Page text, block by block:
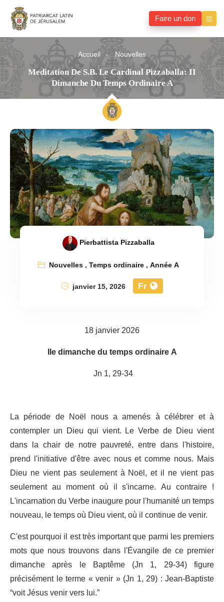
Faire un don
Accueil Nouvelles
Meditation De S.B. Le Cardinal Pizzaballa: II
Dimanche Du Temps Ordinaire A
Pierbattista Pizzaballa
Nouvelles,Temps ordinaire,Année A
janvier 15, 2026
Fr
18 janvier 2026
IIe dimanche du temps ordinaire A
Jn 1, 29-34
La période de Noël nous a amenés à célébrer et à
contempler un Dieu qui vient. Le Verbe de Dieu vient
dans la chair de notre pauvreté, entre dans l'histoire,
prend l'initiative d'être avec nous et comme nous. Mais
Dieu ne vient pas seulement à Noël, et il ne vient pas
seulement au moment où il s'incarne. Au contraire !
L'incarnation du Verbe inaugure pour l'humanité un temps
nouveau, le temps où Dieu vient, où il continue de venir.
C'est pourquoi il est très important que parmi les premiers
mots que nous trouvons dans l'Évangile de ce premier
dimanche après le Baptême (Jn 1, 29-34) figure
précisément le terme « venir » (Jn 1, 29) : Jean-Baptiste
“voit Jésus venir vers lui.”